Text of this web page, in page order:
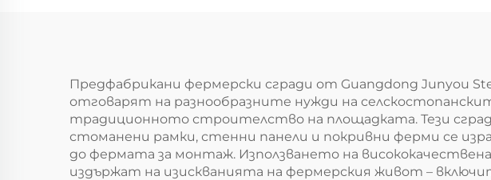
Предфабрикани фермерски сгради от Guangdong Junyou
отговарят на разнообразните нужди на
традиционното строителство на площадката. Тези
стоманени рамки, стенни панели и покривни ферми се
до фермата за монтаж. Използването на
издържат на изискванията на фермерския живот –